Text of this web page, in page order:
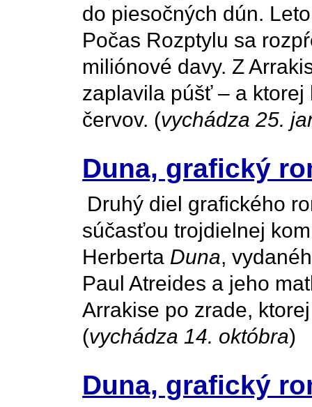
do piesočných dún.
Počas Rozptylu sa
miliónové davy. Z
zaplavila púšť – a
červov. (vychádza 25.
Duna, grafický
Druhý diel grafického
súčasťou trojdielnej
Herberta Duna,
Paul Atreides a jeho
Arrakise po zrade,
(vychádza 14. októbra)
Duna, grafický